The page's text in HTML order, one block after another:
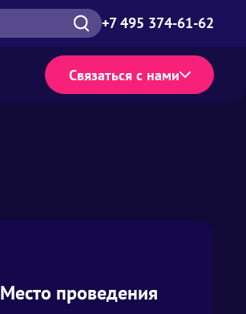
+7 495 374-61-62
Связаться с нами
Место проведения